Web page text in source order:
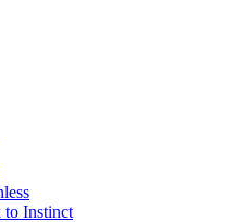
to Instinct